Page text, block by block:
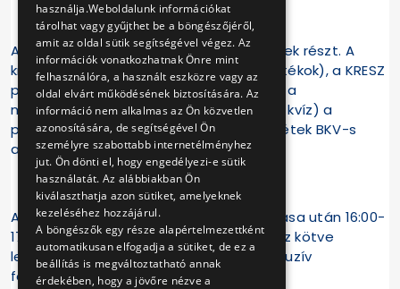
A gyerekek pontgyűjtő játékban vehetnek részt. A
kreatív műhelyben (készségfejlesztő játékok), a KRESZ
pályán (játékos KRESZ teszt rollerrel) és a
múzeumbuszban (közlekedés történeti kvíz) a
pontgyűjtő kártyára megszerzett pecsétek BKV-s
ajándéktárgyakra válthatók!
A nyílt nap nyilvános eseményeinek zárása után 16:00-
17:00 óra között helyszíni regisztrációhoz kötve
lehetőséget biztosítunk a járművek exkluzív
fotózására.
használja.Weboldalunk információkat
tárolhat vagy gyűjthet be a böngészőjéről,
amit az oldal sütik segítségével végez. Az
információk vonatkozhatnak Önre mint
felhasználóra, a használt eszközre vagy az
oldal elvárt működésének biztosítására. Az
információ nem alkalmas az Ön közvetlen
azonosítására, de segítségével Ön
személyre szabottabb internetélményhez
jut. Ön dönti el, hogy engedélyezi-e sütik
használatát. Az alábbiakban Ön
kiválaszthatja azon sütiket, amelyeknek
kezeléséhez hozzájárul.
A böngészők egy része alapértelmezettként
automatikusan elfogadja a sütiket, de ez a
beállítás is megváltoztatható annak
érdekében, hogy a jövőre nézve a